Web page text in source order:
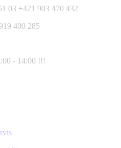
03 +421 903 470 432
400 285
- 14:00 !!!